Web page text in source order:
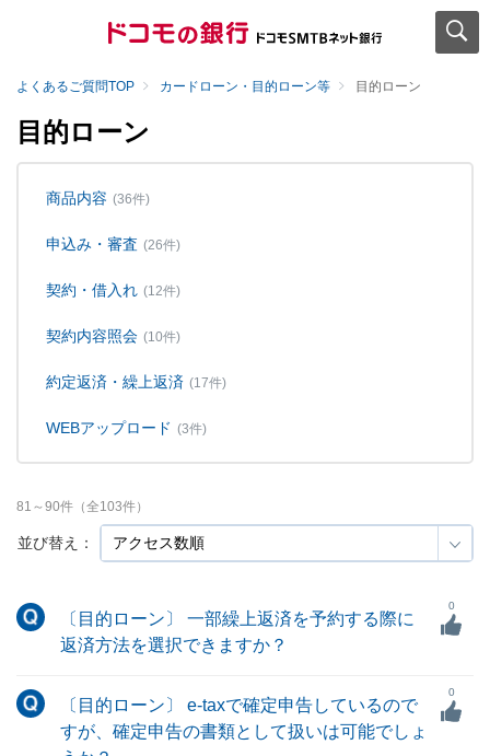
よくあるご質問TOP カードローン・目的ローン等 目的ローン
目的ローン
商品内容 (36件)
申込み・審査 (26件)
契約・借入れ (12件)
契約内容照会 (10件)
約定返済・繰上返済 (17件)
WEBアップロード (3件)
並び替え：
81 ～90件（全103件）
〔目的ローン〕 一部繰上返済を予約する際に
返済方法を選択できますか？
0
〔目的ローン〕 e-taxで確定申告しているので
すが、確定申告の書類として扱いは可能でしょ
0